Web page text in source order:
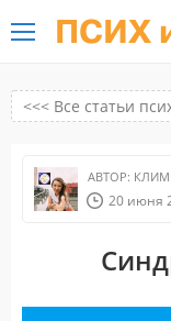
ПСИХ
<<< Все статьи
АВТОР:
20 июня